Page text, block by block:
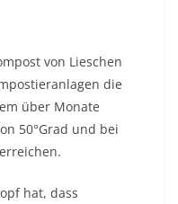
von Lieschen
die
über Monate
50°Grad und bei
hat, dass